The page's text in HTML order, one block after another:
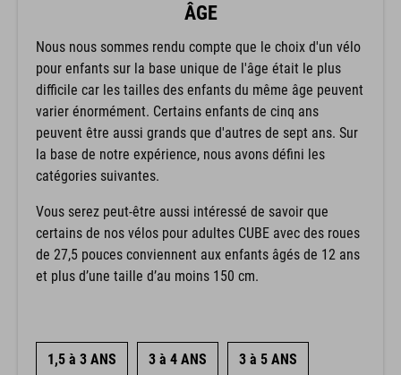
ÂGE
Nous nous sommes rendu compte que le choix d'un vélo
pour enfants sur la base unique de l'âge était le plus
difficile car les tailles des enfants du même âge peuvent
varier énormément. Certains enfants de cinq ans
peuvent être aussi grands que d'autres de sept ans. Sur
la base de notre expérience, nous avons défini les
catégories suivantes.
Vous serez peut-être aussi intéressé de savoir que
certains de nos vélos pour adultes CUBE avec des roues
de 27,5 pouces conviennent aux enfants âgés de 12 ans
et plus d’une taille d’au moins 150 cm.
1,5 à 3 ANS 3 à 4 ANS 3 à 5 ANS